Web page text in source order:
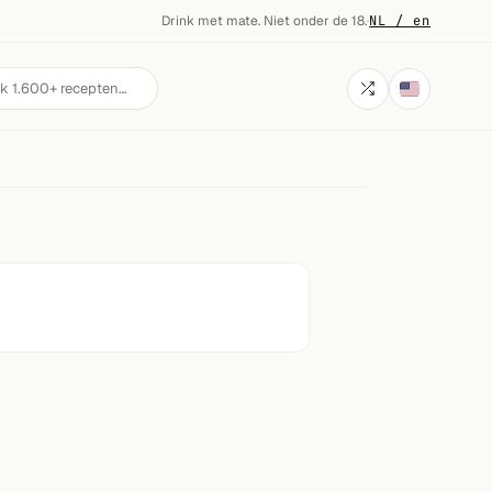
Drink met mate. Niet onder de 18.·NL / en